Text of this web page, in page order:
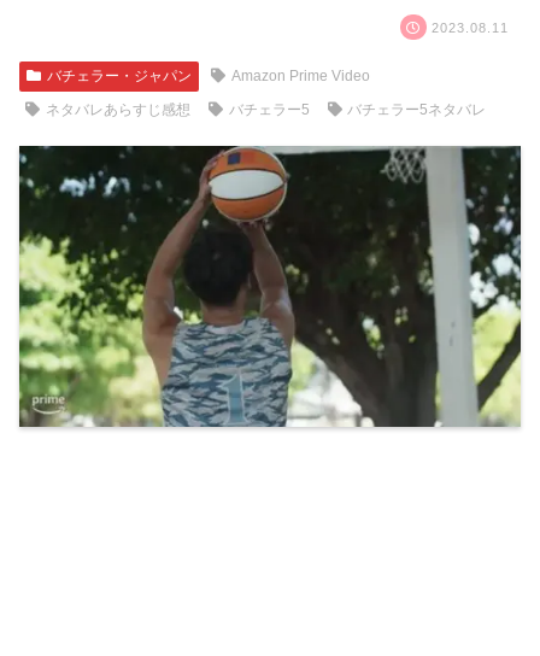
2023.08.11
バチェラー・ジャパン
Amazon Prime Video
ネタバレあらすじ感想
バチェラー5 バチェラー5ネタバレ